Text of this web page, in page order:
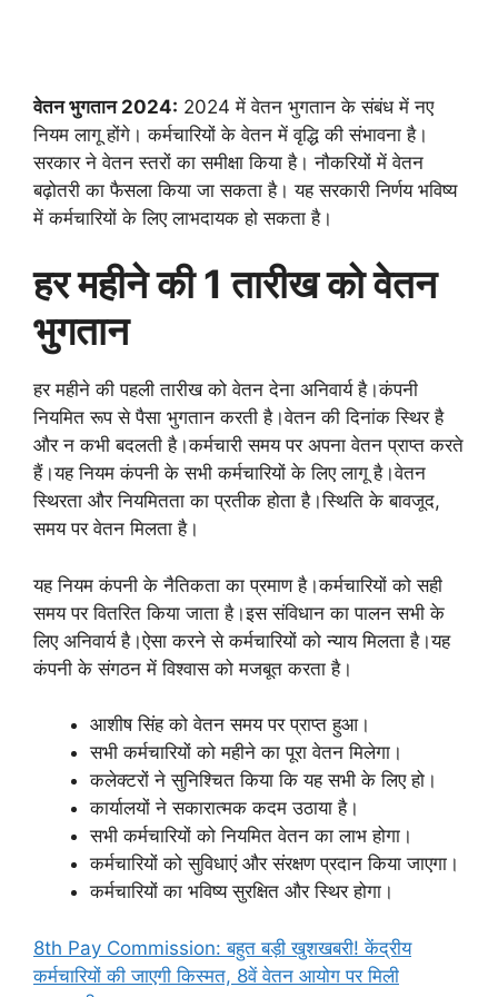
वेतन भुगतान 2024: 2024 में वेतन भुगतान के संबंध में नए
नियम लागू होंगे। कर्मचारियों के वेतन में वृद्धि की संभावना है।
सरकार ने वेतन स्तरों का समीक्षा किया है। नौकरियों में वेतन
बढ़ोतरी का फैसला किया जा सकता है। यह सरकारी निर्णय भविष्य
में कर्मचारियों के लिए लाभदायक हो सकता है।
हर महीने की 1 तारीख को वेतन
भुगतान
हर महीने की पहली तारीख को वेतन देना अनिवार्य है।कंपनी
नियमित रूप से पैसा भुगतान करती है।वेतन की दिनांक स्थिर है
और न कभी बदलती है।कर्मचारी समय पर अपना वेतन प्राप्त करते
हैं।यह नियम कंपनी के सभी कर्मचारियों के लिए लागू है।वेतन
स्थिरता और नियमितता का प्रतीक होता है।स्थिति के बावजूद,
समय पर वेतन मिलता है।
यह नियम कंपनी के नैतिकता का प्रमाण है।कर्मचारियों को सही
समय पर वितरित किया जाता है।इस संविधान का पालन सभी के
लिए अनिवार्य है।ऐसा करने से कर्मचारियों को न्याय मिलता है।यह
कंपनी के संगठन में विश्वास को मजबूत करता है।
आशीष सिंह को वेतन समय पर प्राप्त हुआ।
सभी कर्मचारियों को महीने का पूरा वेतन मिलेगा।
कलेक्टरों ने सुनिश्चित किया कि यह सभी के लिए हो।
कार्यालयों ने सकारात्मक कदम उठाया है।
सभी कर्मचारियों को नियमित वेतन का लाभ होगा।
कर्मचारियों को सुविधाएं और संरक्षण प्रदान किया जाएगा।
कर्मचारियों का भविष्य सुरक्षित और स्थिर होगा।
8th Pay Commission: बहुत बड़ी खुशखबरी! केंद्रीय
कर्मचारियों की जाएगी किस्मत, 8वें वेतन आयोग पर मिली